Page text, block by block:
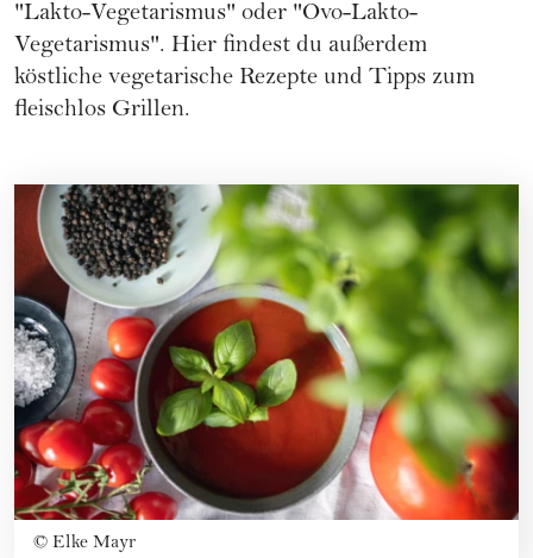
"Lakto-Vegetarismus" oder "Ovo-Lakto-
Vegetarismus". Hier findest du außerdem
köstliche vegetarische Rezepte und Tipps zum
fleischlos Grillen.
© Elke Mayr